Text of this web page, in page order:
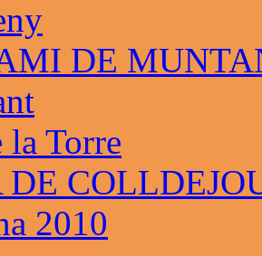
DE
la Torre
2010